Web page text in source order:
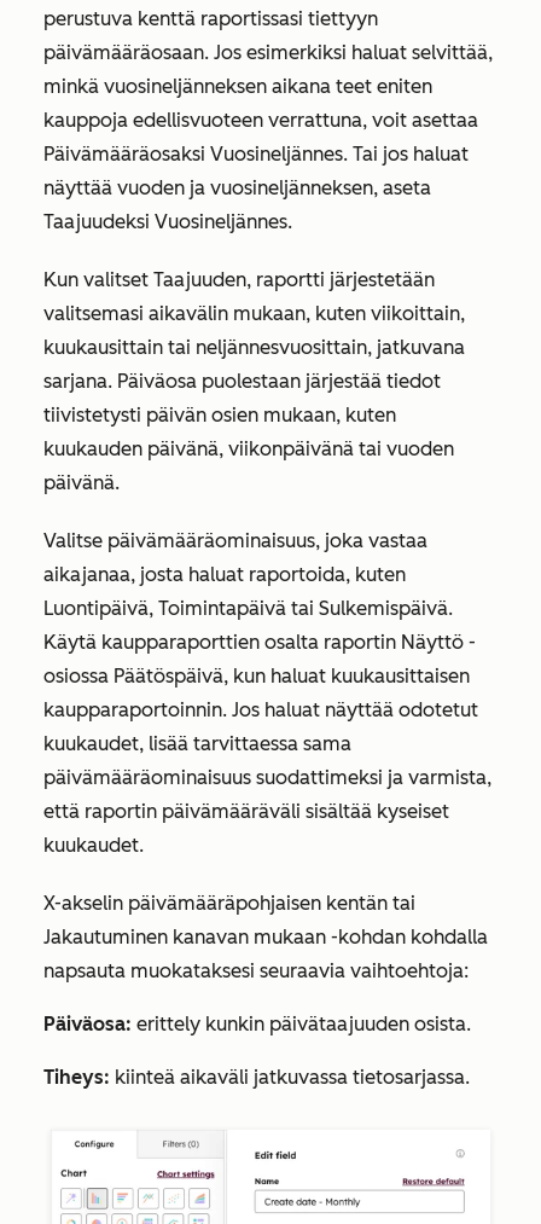
perustuva kenttä raportissasi tiettyyn
päivämääräosaan. Jos esimerkiksi haluat selvittää,
minkä vuosineljänneksen aikana teet eniten
kauppoja edellisvuoteen verrattuna, voit asettaa
Päivämääräosaksi Vuosineljännes. Tai jos haluat
näyttää vuoden ja vuosineljänneksen, aseta
Taajuudeksi Vuosineljännes.
Kun valitset Taajuuden, raportti järjestetään
valitsemasi aikavälin mukaan, kuten viikoittain,
kuukausittain tai neljännesvuosittain, jatkuvana
sarjana. Päiväosa puolestaan järjestää tiedot
tiivistetysti päivän osien mukaan, kuten
kuukauden päivänä, viikonpäivänä tai vuoden
päivänä.
Valitse päivämääräominaisuus, joka vastaa
aikajanaa, josta haluat raportoida, kuten
Luontipäivä, Toimintapäivä tai Sulkemispäivä.
Käytä kaupparaporttien osalta raportin Näyttö -
osiossa Päätöspäivä, kun haluat kuukausittaisen
kaupparaportoinnin. Jos haluat näyttää odotetut
kuukaudet, lisää tarvittaessa sama
päivämääräominaisuus suodattimeksi ja varmista,
että raportin päivämääräväli sisältää kyseiset
kuukaudet.
X-akselin päivämääräpohjaisen kentän tai
Jakautuminen kanavan mukaan -kohdan kohdalla
napsauta muokataksesi seuraavia vaihtoehtoja:
Päiväosa: erittely kunkin päivätaajuuden osista.
Tiheys: kiinteä aikaväli jatkuvassa tietosarjassa.